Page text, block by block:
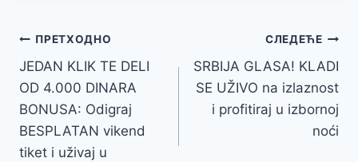
Кретање
чланка
ПРЕТХОДНО
JEDAN KLIK TE DELI
OD 4.000 DINARA
BONUSA: Odigraj
BESPLATAN vikend
tiket i uživaj u
СЛЕДЕЋЕ
SRBIJA GLASA! KLADI
SE UŽIVO na izlaznost
i profitiraj u izbornoj
noći